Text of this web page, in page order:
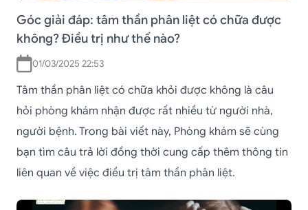
Góc giải đáp: tâm thần phân liệt có chữa được
không? Điều trị như thế nào?
01/03/2025 22:53
Tâm thần phân liệt có chữa khỏi được không là câu
hỏi phòng khám nhận được rất nhiều từ người nhà,
người bệnh. Trong bài viết này, Phòng khám sẽ cùng
bạn tìm câu trả lời đồng thời cung cấp thêm thông tin
liên quan về việc điều trị tâm thần phân liệt.